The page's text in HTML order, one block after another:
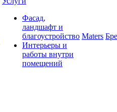
Фасад,
ландшафт и
благоустройство
Интерьеры и
работы внутри
помещений
Maters